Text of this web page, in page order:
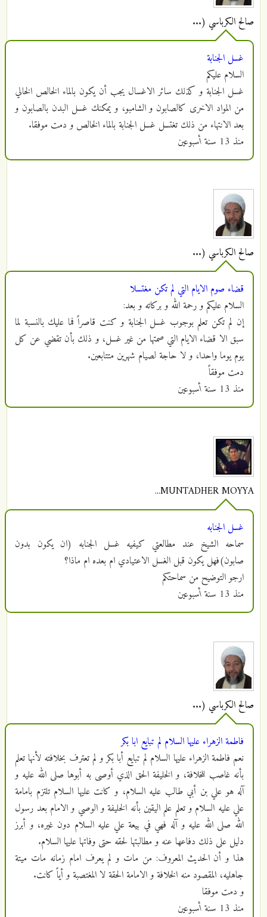
صالح الكرباسي (...
غسل الجنابة
السلام عليكم
غسل الجنابة و كذلك سائر الاغسال يجب أن يكون بالماء الخالص الخالي
من المواد الاخرى كالصابون و الشامبو، و يمكنك غسل البدن بالصابون و
بعد الانتهاء من ذلك تغتسل غسل الجنابة بالماء الخالص و دمت موفقا.
منذ 13 سنة أسبوعين
صالح الكرباسي (...
قضاء صوم الايام التي لم تكن مغتسلا
السلام عليكم و رحمة الله و بركاته و بعد:
إن لم تكن تعلم بوجوب غسل الجنابة و كنت قاصراً فما عليك بالنسبة لما
سبق الا قضاء الايام التي صمتها من غير غسل، و ذلك بأن تقضي عن كل
يوم يوما واحدا، و لا حاجة لصيام شهرين متتابعين.
دمت موفقاً
منذ 13 سنة أسبوعين
MUNTADHER MOYYA...
غسل الجنابه
سماحه الشيخ عند مطالعتي كيفيه غسل الجنابه (ان يكون بدون
صابون)فهل يكون قبل الغسل الاعتيادي ام بعده ام ماذا؟
ارجو التوضيح من سماحتكم
منذ 13 سنة أسبوعين
صالح الكرباسي (...
فاطمة الزهراء عليها السلام لم تبايع ابا بكر
نعم فاطمة الزهراء عليها السلام لم تبايع أبا بكر و لم تعترف بخلافته لأنها تعلم
بأنه غاصب للخلافة، و الخليفة الحق الذي أوصى به أبوها صلى الله عليه و
آله هو علي بن أبي طالب عليه السلام، و كانت عليها السلام تلتزم بامامة
علي عليه السلام و تعلم علم اليقين بأنه الخليفة و الوصي و الامام بعد رسول
الله صلى الله عليه و آله فهي في بيعة علي عليه السلام دون غيره، و أبرز
دليل على ذلك دفاعها عنه و مطالبتها لحقه حتى وفاتها عليها السلام.
هذا و أن الحديث المعروف: من مات و لم يعرف امام زمانه مات ميتة
جاهليه، المقصود منه الخلافة و الامامة الحقة لا المغتصبة و أياً كانت.
و دمت موفقا
منذ 13 سنة أسبوعين